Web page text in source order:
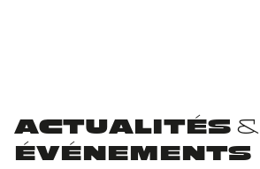
ACTUALITÉS &
ÉVÉNEMENTS